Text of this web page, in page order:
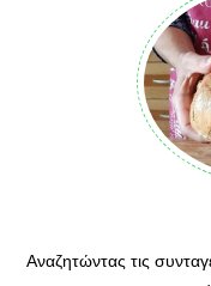
Αναζητώντας τις